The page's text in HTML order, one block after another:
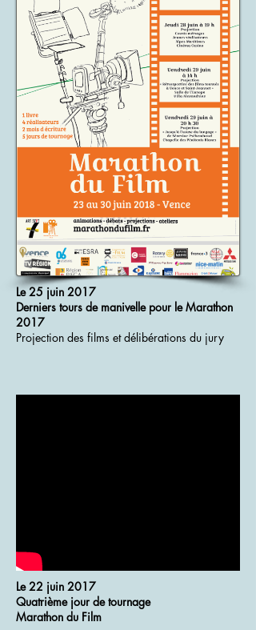
Le 25 juin 2017
Derniers tours de manivelle pour le Marathon
2017
Projection des films et délibérations du jury
Le 22 juin 2017
Quatrième jour de tournage
Marathon du Film